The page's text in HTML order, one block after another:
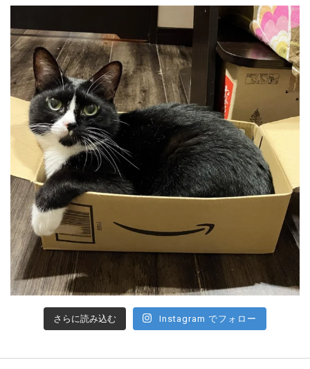
さらに読み込む Instagram でフォロー